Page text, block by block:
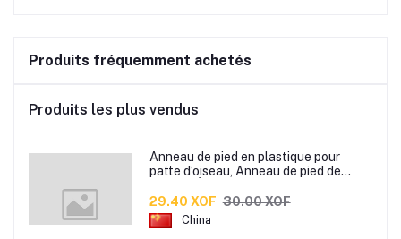
Produits fréquemment achetés
Produits les plus vendus
Anneau de pied en plastique pour
patte d’oiseau, Anneau de pied de
pour oiseaux
29.40 XOF 30.00 XOF
China